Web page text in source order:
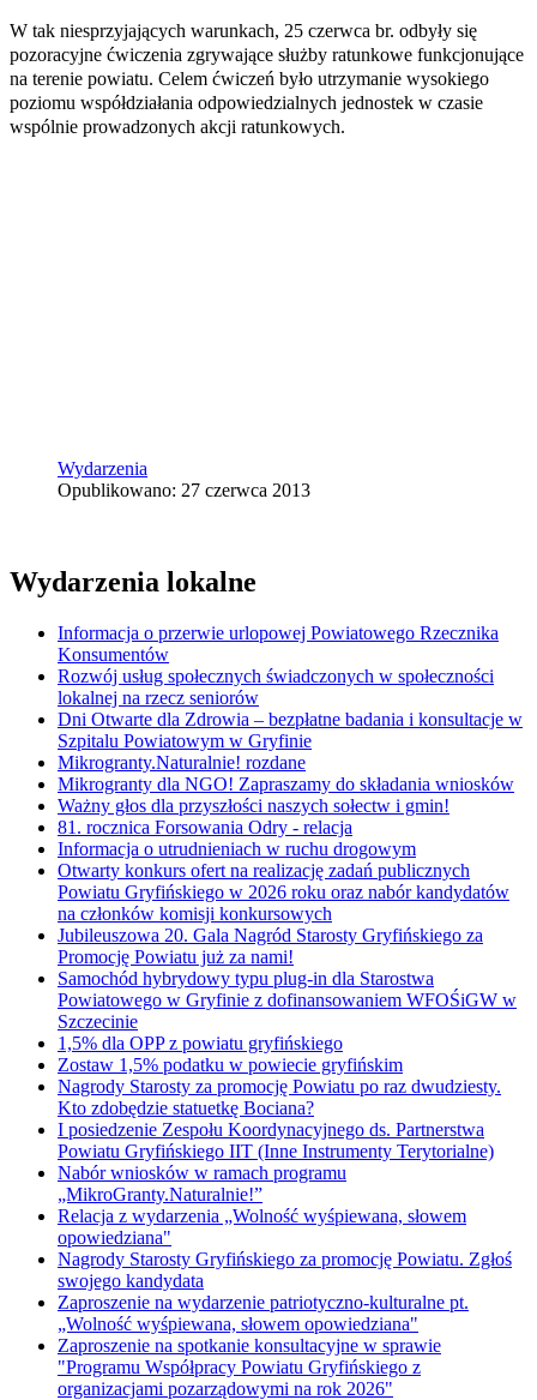
W tak niesprzyjających warunkach, 25 czerwca br. odbyły się
pozoracyjne ćwiczenia zgrywające służby ratunkowe funkcjonujące
na terenie powiatu. Celem ćwiczeń było utrzymanie wysokiego
poziomu współdziałania odpowiedzialnych jednostek w czasie
wspólnie prowadzonych akcji ratunkowych.
Wydarzenia
Opublikowano: 27 czerwca 2013
Wydarzenia lokalne
Informacja o przerwie urlopowej Powiatowego Rzecznika
Konsumentów
Rozwój usług społecznych świadczonych w społeczności
lokalnej na rzecz seniorów
Dni Otwarte dla Zdrowia – bezpłatne badania i konsultacje w
Szpitalu Powiatowym w Gryfinie
Mikrogranty.Naturalnie! rozdane
Mikrogranty dla NGO! Zapraszamy do składania wniosków
Ważny głos dla przyszłości naszych sołectw i gmin!
81. rocznica Forsowania Odry - relacja
Informacja o utrudnieniach w ruchu drogowym
Otwarty konkurs ofert na realizację zadań publicznych
Powiatu Gryfińskiego w 2026 roku oraz nabór kandydatów
na członków komisji konkursowych
Jubileuszowa 20. Gala Nagród Starosty Gryfińskiego za
Promocję Powiatu już za nami!
Samochód hybrydowy typu plug-in dla Starostwa
Powiatowego w Gryfinie z dofinansowaniem WFOŚiGW w
Szczecinie
1,5% dla OPP z powiatu gryfińskiego
Zostaw 1,5% podatku w powiecie gryfińskim
Nagrody Starosty za promocję Powiatu po raz dwudziesty.
Kto zdobędzie statuetkę Bociana?
I posiedzenie Zespołu Koordynacyjnego ds. Partnerstwa
Powiatu Gryfińskiego IIT (Inne Instrumenty Terytorialne)
Nabór wniosków w ramach programu
„MikroGranty.Naturalnie!”
Relacja z wydarzenia „Wolność wyśpiewana, słowem
opowiedziana"
Nagrody Starosty Gryfińskiego za promocję Powiatu. Zgłoś
swojego kandydata
Zaproszenie na wydarzenie patriotyczno-kulturalne pt.
„Wolność wyśpiewana, słowem opowiedziana"
Zaproszenie na spotkanie konsultacyjne w sprawie
"Programu Współpracy Powiatu Gryfińskiego z
organizacjami pozarządowymi na rok 2026"